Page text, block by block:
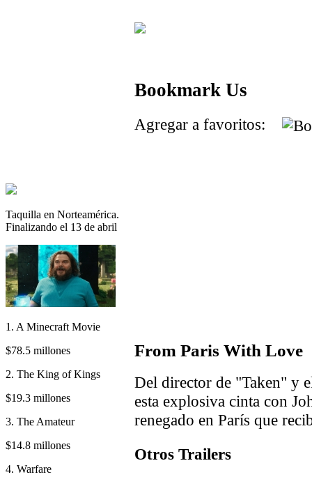
Taquilla en Norteamérica.
Finalizando el 13 de abril
1. A Minecraft Movie
$78.5 millones
2. The King of Kings
$19.3 millones
3. The Amateur
$14.8 millones
4. Warfare
Bookmark Us
Agregar a favoritos:
From Paris With Love
Del director de "Taken" y
esta explosiva cinta con
renegado en París que
Otros Trailers